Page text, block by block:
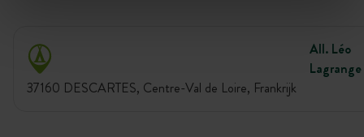
All. Léo
Lagrange
37160 DESCARTES, Centre-Val de Loire, Frankrijk